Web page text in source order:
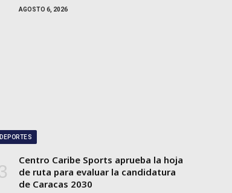
AGOSTO 6, 2026
DEPORTES
Centro Caribe Sports aprueba la hoja
de ruta para evaluar la candidatura
de Caracas 2030